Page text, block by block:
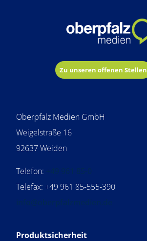
Zu unseren offenen Stellen
Oberpfalz Medien GmbH
Weigelstraße 16
92637 Weiden
Telefon:
+49 961 85-0
Telefax: +49 961 85-555-390
info@oberpfalzmedien.de
Produktsicherheit